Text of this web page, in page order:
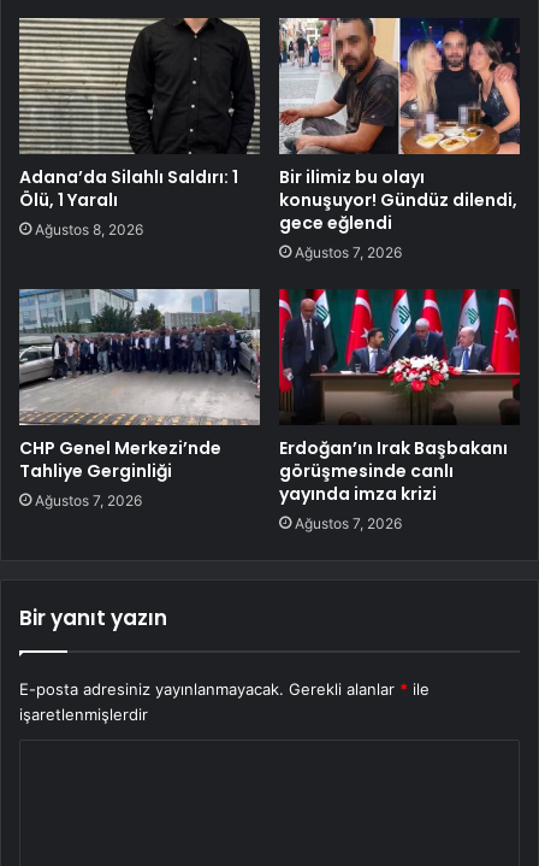
Adana’da Silahlı Saldırı: 1
Ölü, 1 Yaralı
Ağustos 8, 2026
Bir ilimiz bu olayı
konuşuyor! Gündüz dilendi,
gece eğlendi
Ağustos 7, 2026
CHP Genel Merkezi’nde
Tahliye Gerginliği
Ağustos 7, 2026
Erdoğan’ın Irak Başbakanı
görüşmesinde canlı
yayında imza krizi
Ağustos 7, 2026
Bir yanıt yazın
E-posta adresiniz yayınlanmayacak. Gerekli alanlar * ile
işaretlenmişlerdir